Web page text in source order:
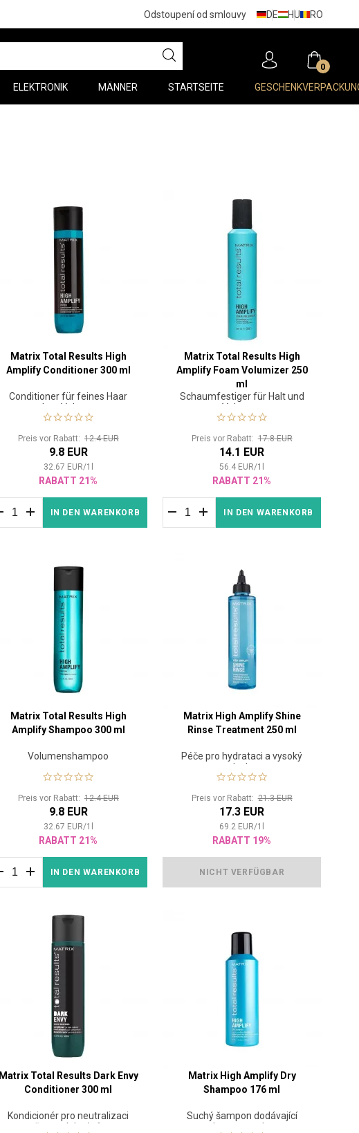
Odstoupení od smlouvy DE HU RO
0
ELEKTRONIK MÄNNER STARTSEITE
Matrix Total Results High
Amplify Conditioner 300 ml
Conditioner für feines Haar
ohne Volumen
Preis vor Rabatt: 12.4 EUR
9.8 EUR
32.67 EUR/1
RABATT 21%
IN DEN WARENKORB
Matrix Total Results High
Amplify Foam Volumizer 250
ml
Schaumfestiger für Halt und
Volumen
Preis vor Rabatt:17.8 EUR
14.1 EUR
56.4 EUR/1
RABATT 21%
IN DEN WARENKORB
Matrix Total Results High
Amplify Shampoo 300 ml
Volumenshampoo
Preis vor Rabatt: 12.4 EUR
9.8 EUR
32.67 EUR/1
RABATT 21%
IN DEN WARENKORB
Matrix High Amplify Shine
Rinse Treatment 250 ml
Péče pro hydrataci a vysoký
lesk
Preis vor Rabatt:21.3 EUR
17.3 EUR
69.2 EUR/1
RABATT 19%
NICHT VERFÜGBAR
Matrix Total Results Dark Envy
Conditioner 300 ml
Kondicionér pro neutralizaci
červených tónů
Matrix High Amplify Dry
Shampoo 176 ml
Suchý šampon dodávající
podporu a strukturu